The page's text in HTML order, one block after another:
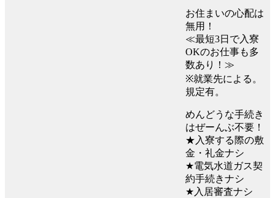
お住まいの心配は
無用！
≪最短3日で入寮
OKのお仕事も多
数あり！≫
※就業先による。
規定有。
めんどうな手続き
はぜーんぶ不要！
★入寮する際の敷
金・礼金ナシ
★電気水道ガス契
約手続きナシ
★入居審査ナシ